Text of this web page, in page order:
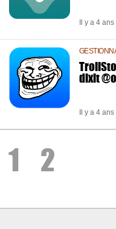
Il y a 4 ans
dixit
Il y a 4 ans
1 2